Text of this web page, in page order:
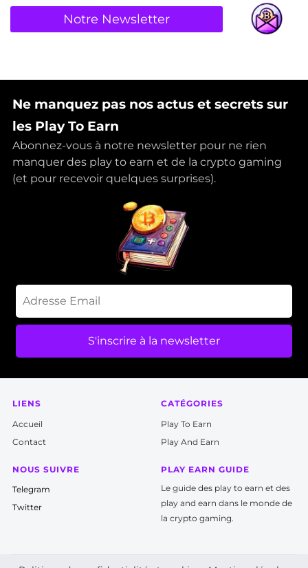
Notre Newsletter
Ne manquez pas nos actus et secrets sur
les Play To Earn
Abonnez-vous à notre newsletter pour ne rien
manquer des play to earn et de la crypto gaming
(et pour recevoir quelques surprises).
S'inscrire à la newsletter
LIENS
Accueil
Contact
CATÉGORIES
Play To Earn
Play And Earn
NOUS SUIVRE
Telegram
Twitter
PLAY EARN GUIDE
Le guide des play to earn et des
play and earn dans le monde de
la crypto gaming.